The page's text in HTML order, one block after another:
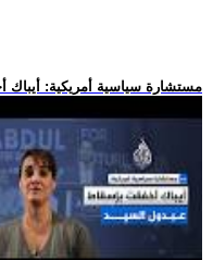
.. مستشارة سياسية أمريكية: